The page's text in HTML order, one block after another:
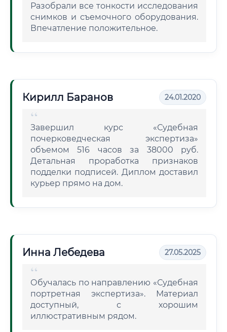
Разобрали все тонкости исследования
снимков и съемочного оборудования.
Впечатление положительное.
Кирилл Баранов 24.01.2020
Завершил курс «Судебная
почерковедческая экспертиза»
объемом 516 часов за 38000 руб.
Детальная проработка признаков
подделки подписей. Диплом доставил
курьер прямо на дом.
Инна Лебедева 27.05.2025
Обучалась по направлению «Судебная
портретная экспертиза». Материал
доступный, с хорошим
иллюстративным рядом.